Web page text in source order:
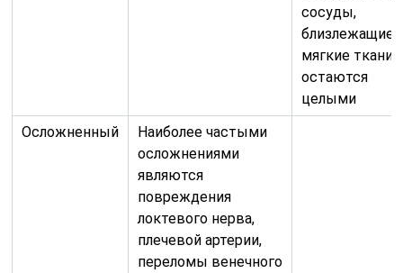
сосуды,
близлежащие
мягкие ткани
остаются
целыми
Осложненный
Наиболее частыми
осложнениями
являются
повреждения
локтевого нерва,
плечевой артерии,
переломы венечного